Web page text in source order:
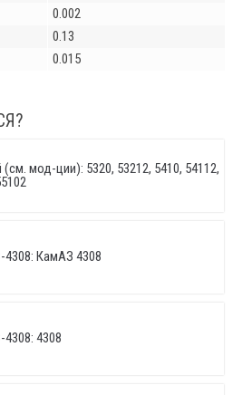
0.002
0.13
0.015
мод-ции): 5320, 53212, 5410, 54112,
КамАЗ 4308
4308